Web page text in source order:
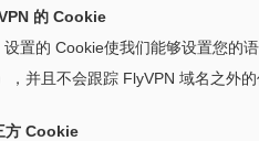
的 Cookie
设置的 Cookie使我们能够设置您的
，并且不会跟踪 FlyVPN 域名之外的
方 Cookie